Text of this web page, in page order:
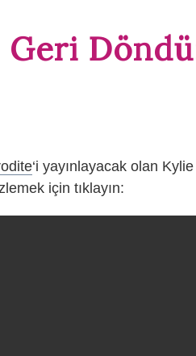
‘i yayınlayacak olan
için tıklayın: